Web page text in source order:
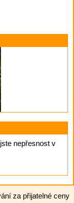
nepřesnost v
za přijatelné ceny